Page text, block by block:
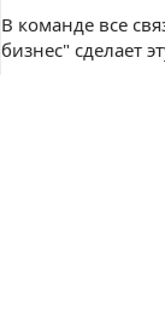
В команде все
бизнес" сделает